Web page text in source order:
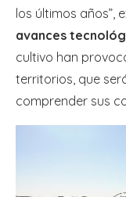
los últimos años”,
avances
cultivo han
territorios, que
comprender sus